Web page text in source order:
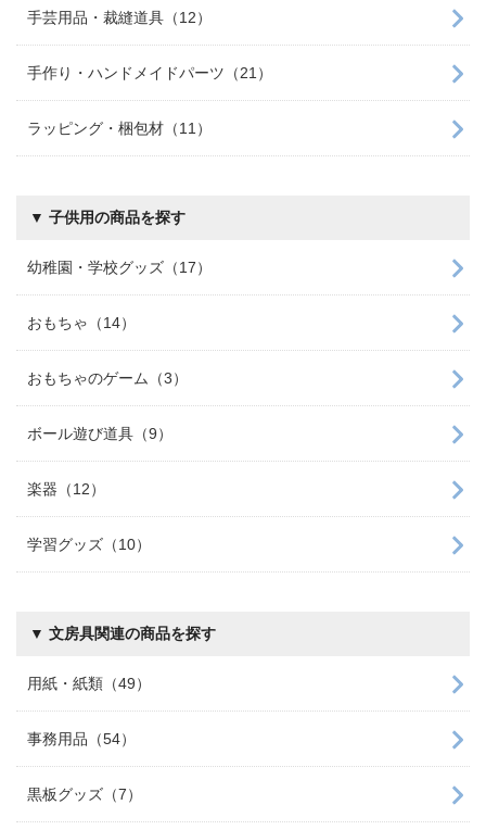
手芸用品・裁縫道具（12）
手作り・ハンドメイドパーツ（21）
ラッピング・梱包材（11）
▼ 子供用の商品を探す
幼稚園・学校グッズ（17）
おもちゃ（14）
おもちゃのゲーム（3）
ボール遊び道具（9）
楽器（12）
学習グッズ（10）
▼ 文房具関連の商品を探す
用紙・紙類（49）
事務用品（54）
黒板グッズ（7）